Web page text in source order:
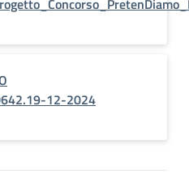
12-2024